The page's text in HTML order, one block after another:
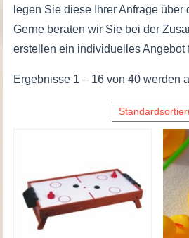
legen Sie diese Ihrer Anfrage über
Gerne beraten wir Sie bei der
erstellen ein individuelles Angebot
Ergebnisse 1 – 16 von 40 werden